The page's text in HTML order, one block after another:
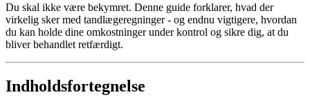
Du skal ikke være bekymret. Denne guide forklarer, hvad der
virkelig sker med tandlægeregninger - og endnu vigtigere, hvordan
du kan holde dine omkostninger under kontrol og sikre dig, at du
bliver behandlet retfærdigt.
Indholdsfortegnelse